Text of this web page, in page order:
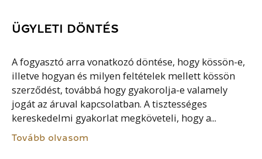
ÜGYLETI DÖNTÉS
A fogyasztó arra vonatkozó döntése, hogy kössön-e,
illetve hogyan és milyen feltételek mellett kössön
szerződést, továbbá hogy gyakorolja-e valamely
jogát az áruval kapcsolatban. A tisztességes
kereskedelmi gyakorlat megköveteli, hogy a...
Tovább olvasom